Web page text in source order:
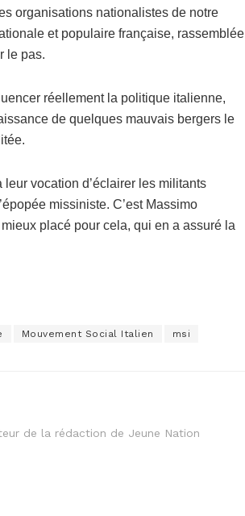
organisations nationalistes de notre
et populaire française, rassemblée
le pas.
réellement la politique italienne,
de quelques mauvais bergers le
vocation d’éclairer les militants
missiniste. C’est Massimo
placé pour cela, qui en a assuré la
Mouvement Social Italien msi
de la rédaction de Jeune Nation